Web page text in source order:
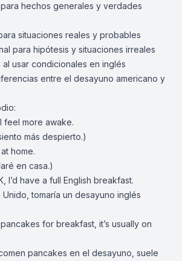
hechos generales y verdades
situaciones reales y probables
para hipótesis y situaciones irreales
al usar condicionales en inglés
entre el desayuno americano y
feel more awake.
más despierto.)
home.
en casa.)
I’d have a full English breakfast.
tomaría un desayuno inglés
for breakfast, it’s usually on
pancakes en el desayuno, suele